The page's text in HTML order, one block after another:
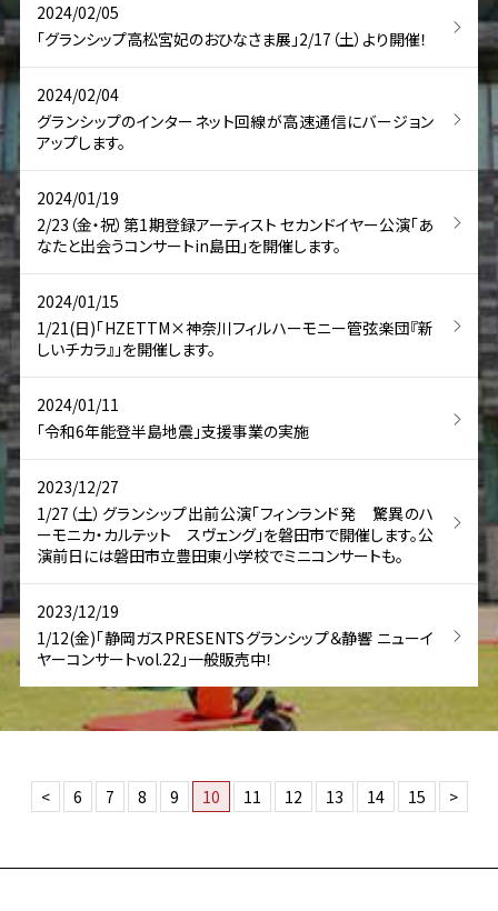
2024/02/05
「グランシップ高松宮妃のおひなさま展」2/17（土）より開催！
2024/02/04
グランシップのインターネット回線が高速通信にバージョン
アップします。
2024/01/19
2/23（金・祝）第1期登録アーティスト セカンドイヤー公演「あ
なたと出会うコンサートin島田」を開催します。
2024/01/15
1/21(日)「HZETTM×神奈川フィルハーモニー管弦楽団『新
しいチカラ』」を開催します。
2024/01/11
「令和6年能登半島地震」支援事業の実施
2023/12/27
1/27（土）グランシップ出前公演「フィンランド発 驚異のハ
ーモニカ・カルテット スヴェング」を磐田市で開催します。公
演前日には磐田市立豊田東小学校でミニコンサートも。
2023/12/19
1/12(金)「静岡ガスPRESENTSグランシップ＆静響 ニューイ
ヤーコンサートvol.22」一般販売中！
< 6 7 8 9 10 11 12 13 14 15 >